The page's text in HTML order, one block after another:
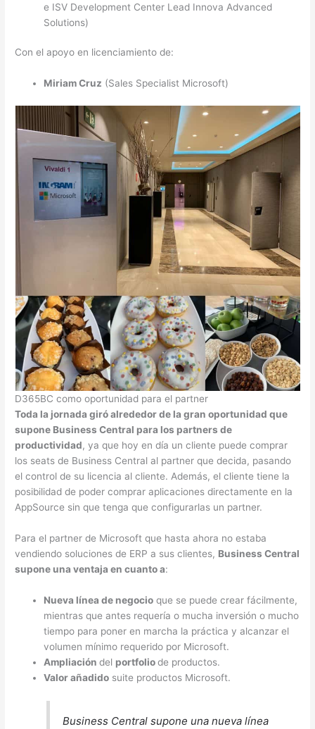
e ISV Development Center Lead Innova Advanced
Solutions)
Con el apoyo en licenciamiento de:
Miriam Cruz (Sales Specialist Microsoft)
D365BC como oportunidad para el partner
Toda la jornada giró alrededor de la gran oportunidad que
supone Business Central para los partners de
productividad, ya que hoy en día un cliente puede comprar
los seats de Business Central al partner que decida, pasando
el control de su licencia al cliente. Además, el cliente tiene la
posibilidad de poder comprar aplicaciones directamente en la
AppSource sin que tenga que configurarlas un partner.
Para el partner de Microsoft que hasta ahora no estaba
vendiendo soluciones de ERP a sus clientes, Business Central
supone una ventaja en cuanto a:
Nueva línea de negocio que se puede crear fácilmente,
mientras que antes requería o mucha inversión o mucho
tiempo para poner en marcha la práctica y alcanzar el
volumen mínimo requerido por Microsoft.
Ampliacióndel portfoliode productos.
Valor añadido suite productos Microsoft.
Business Central supone una nueva línea